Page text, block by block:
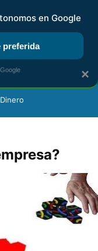
RENTA
Dinero
×
en Google
preferida